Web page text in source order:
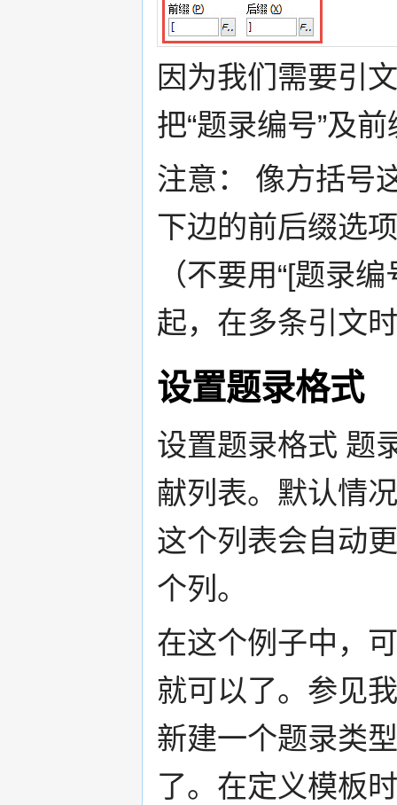
因为我们需要引
把“题录编号”及
注意： 像方括号
下边的前后缀选
（不要用“[题录
起，在多条引文
设置题录格式
设置题录格式 题
献列表。默认情
这个列表会自动
个列。
在这个例子中，
就可以了。参见
新建一个题录类
了。在定义模板